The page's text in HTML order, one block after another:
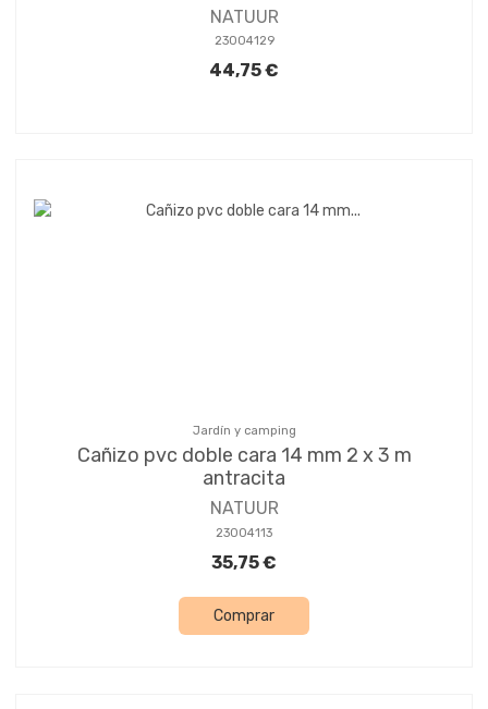
NATUUR
23004129
44,75 €
Jardín y camping
Cañizo pvc doble cara 14 mm 2 x 3 m
antracita
NATUUR
23004113
35,75 €
Comprar